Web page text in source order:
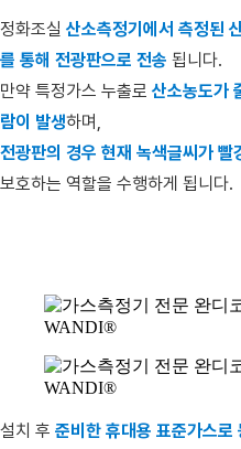
정화조실 산소측정기에서 측정된
를 통해 전광판으로 전송 됩니다.
만약 특정가스 누출로 산소농도가
람이 발생하며,
전광판의 경우 현재 녹색글씨가 빨
보호하는 역할을 수행하게 됩니다.
설치 후 준비한 휴대용 표준가스로